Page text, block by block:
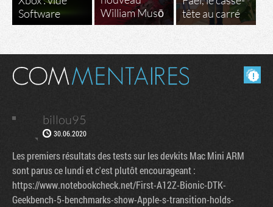
Software
William Musō
tête au carré
Masquer les commentaires lus.
billou95
30.06.2020
Les premiers résultats des tests sur les devkits Mac Mini ARM
sont parus ce lundi et c'est plutôt encourageant :
https://www.notebookcheck.net/First-A12Z-Bionic-DTK-
Geekbench-5-benchmarks-show-Apple-s-transition-holds-